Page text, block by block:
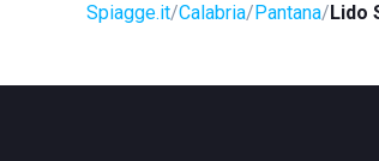
Spiagge.it Calabria Pantana Lido